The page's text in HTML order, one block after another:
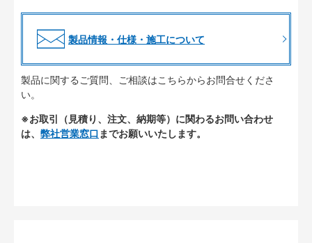
製品情報・仕様・施工について
製品に関するご質問、ご相談はこちらからお問合せくださ
い。
※お取引（見積り、注文、納期等）に関わるお問い合わせ
は、 弊社営業窓口 までお願いいたします。